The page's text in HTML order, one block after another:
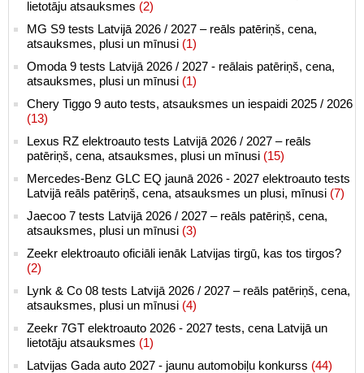
lietotāju atsauksmes (2)
MG S9 tests Latvijā 2026 / 2027 – reāls patēriņš, cena,
atsauksmes, plusi un mīnusi (1)
Omoda 9 tests Latvijā 2026 / 2027 - reālais patēriņš, cena,
atsauksmes, plusi un mīnusi (1)
Chery Tiggo 9 auto tests, atsauksmes un iespaidi 2025 / 2026
(13)
Lexus RZ elektroauto tests Latvijā 2026 / 2027 – reāls
patēriņš, cena, atsauksmes, plusi un mīnusi (15)
Mercedes-Benz GLC EQ jaunā 2026 - 2027 elektroauto tests
Latvijā reāls patēriņš, cena, atsauksmes un plusi, mīnusi (7)
Jaecoo 7 tests Latvijā 2026 / 2027 – reāls patēriņš, cena,
atsauksmes, plusi un mīnusi (3)
Zeekr elektroauto oficiāli ienāk Latvijas tirgū, kas tos tirgos?
(2)
Lynk & Co 08 tests Latvijā 2026 / 2027 – reāls patēriņš, cena,
atsauksmes, plusi un mīnusi (4)
Zeekr 7GT elektroauto 2026 - 2027 tests, cena Latvijā un
lietotāju atsauksmes (1)
Latvijas Gada auto 2027 - jaunu automobiļu konkurss (44)